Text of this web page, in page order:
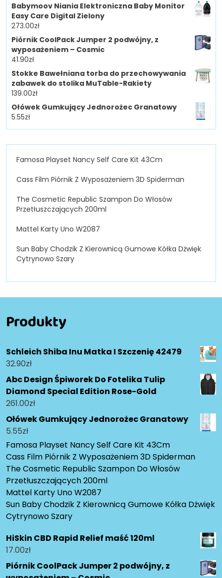
Babymoov Niania Elektroniczna Baby Monitor
Easy Care Digital Zielony
273.00zł
Piórnik CoolPack Jumper 2 podwójny, z
wyposażeniem – Cosmic
41.90zł
Stokke Bawełniana torba do przechowywania
zabawek do stolika MuTable-Rakiety
139.00zł
Ołówek Gumkujący Jednorożec Granatowy
5.55zł
Famosa Playset Nancy Self Care Kit 43Cm
Cass Film Piórnik Z Wyposażeniem 3D Spiderman
The Cosmetic Republic Szampon Do Włosów
Przetłuszczających 200ml
Mattel Karty Uno W2087
Sun Baby Chodzik Z Kierownicą Gumowe Kółka Dżwięk
Cytrynowo Szary
Produkty
Schleich Shiba Inu Matka I Szczenię 42479
32.90zł
Abc Design Śpiworek Do Fotelika Tulip
Diamond Special Edition Rose-Gold
261.00zł
Ołówek Gumkujący Jednorożec Granatowy
5.55zł
Famosa Playset Nancy Self Care Kit 43Cm
Cass Film Piórnik Z Wyposażeniem 3D Spiderman
The Cosmetic Republic Szampon Do Włosów
Przetłuszczających 200ml
Mattel Karty Uno W2087
Sun Baby Chodzik Z Kierownicą Gumowe Kółka Dżwięk
Cytrynowo Szary
HiSkin CBD Rapid Relief maść 120ml
17.00zł
Piórnik CoolPack Jumper 2 podwójny, z